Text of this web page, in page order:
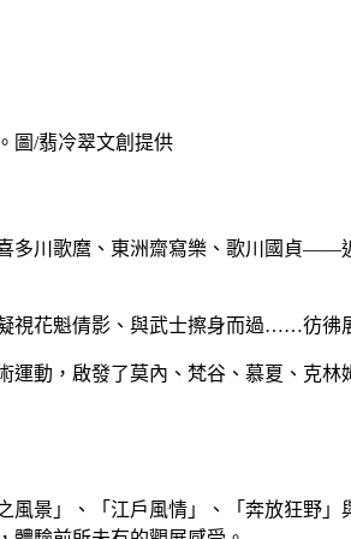
圖/翡冷翠文創提供
川歌麿、東洲齋寫樂、歌川國貞——
視花魁倩影、與武士擦身而過……彷彿
動，啟發了莫內、梵谷、慕夏、克
景」、「江戶風情」、「奔放狂野